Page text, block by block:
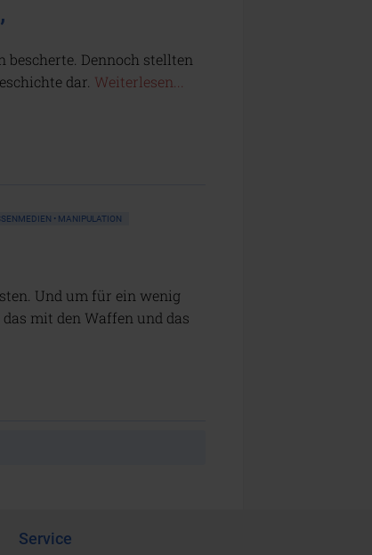
bescherte. Dennoch stellten
dar. Weiterlesen...
• MANIPULATION
Und um für ein wenig
mit den Waffen und das
Service